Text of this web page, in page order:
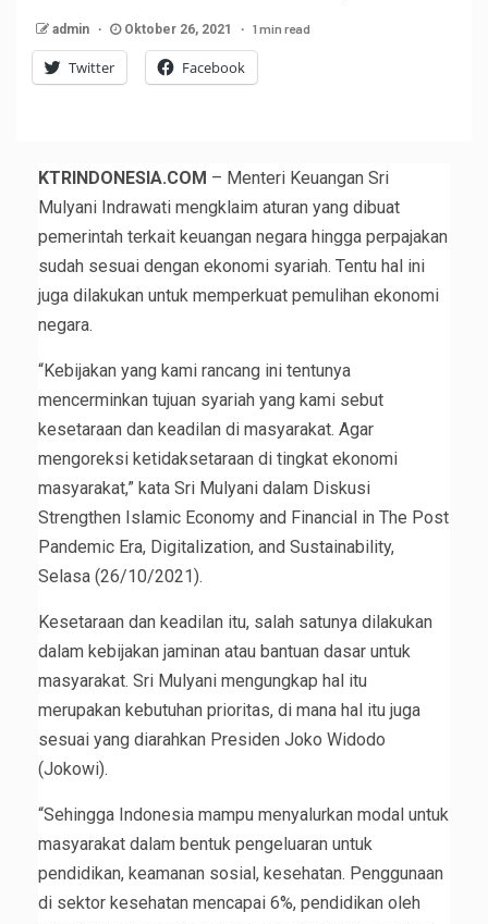
admin Oktober 26, 2021 1 min read
Twitter Facebook
KTRINDONESIA.COM – Menteri Keuangan Sri
Mulyani Indrawati mengklaim aturan yang dibuat
pemerintah terkait keuangan negara hingga perpajakan
sudah sesuai dengan ekonomi syariah. Tentu hal ini
juga dilakukan untuk memperkuat pemulihan ekonomi
negara.
“Kebijakan yang kami rancang ini tentunya
mencerminkan tujuan syariah yang kami sebut
kesetaraan dan keadilan di masyarakat. Agar
mengoreksi ketidaksetaraan di tingkat ekonomi
masyarakat,” kata Sri Mulyani dalam Diskusi
Strengthen Islamic Economy and Financial in The Post
Pandemic Era, Digitalization, and Sustainability,
Selasa (26/10/2021).
Kesetaraan dan keadilan itu, salah satunya dilakukan
dalam kebijakan jaminan atau bantuan dasar untuk
masyarakat. Sri Mulyani mengungkap hal itu
merupakan kebutuhan prioritas, di mana hal itu juga
sesuai yang diarahkan Presiden Joko Widodo
(Jokowi).
“Sehingga Indonesia mampu menyalurkan modal untuk
masyarakat dalam bentuk pengeluaran untuk
pendidikan, keamanan sosial, kesehatan. Penggunaan
di sektor kesehatan mencapai 6%, pendidikan oleh